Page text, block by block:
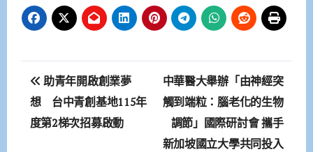
文
章
導
助青年開啟創業夢
想 台中青創基地115年
度第2梯次招募啟動
中華醫大舉辦「由神經突
觸到端粒：腦老化的生物
調節」國際研討會 攜手
新加坡國立大學共同投入